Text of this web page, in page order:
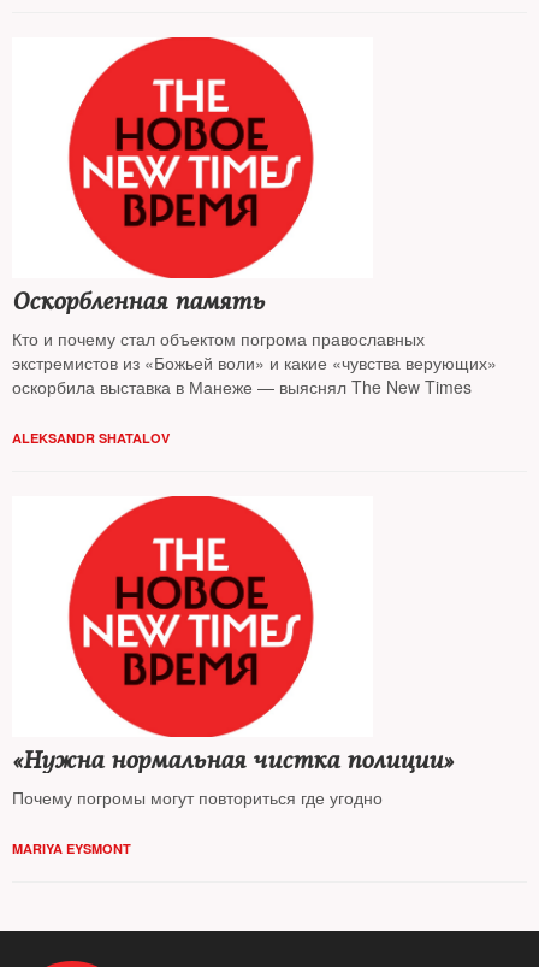
Оскорбленная память
Кто и почему стал объектом погрома православных
экстремистов из «Божьей воли» и какие «чувства верующих»
оскорбила выставка в Манеже — выяснял The New Times
ALEKSANDR SHATALOV
«Нужна нормальная чистка полиции»
Почему погромы могут повториться где угодно
MARIYA EYSMONT